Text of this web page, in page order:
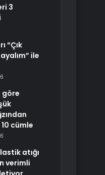
3
“Çık
ile
göre
cümle
atığı
verimli